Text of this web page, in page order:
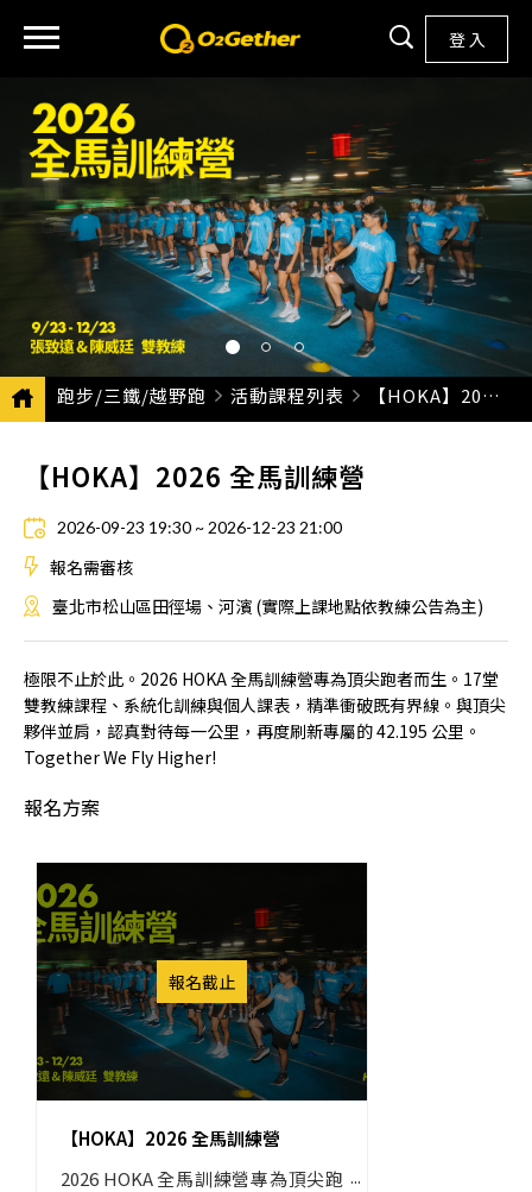
登 入
跑步/三鐵/越野跑 活動課程列表 CURRENT: 【HOKA】2026 全馬訓練營
【HOKA】2026 全馬訓練營
2026-09-23 19:30 ~ 2026-12-23 21:00
報名需審核
臺北市松山區田徑場、河濱 (實際上課地點依教練公告為主)
極限不止於此。2026 HOKA 全馬訓練營專為頂尖跑者而生。17堂
雙教練課程、系統化訓練與個人課表，精準衝破既有界線。與頂尖
夥伴並肩，認真對待每一公里，再度刷新專屬的 42.195 公里。
Together We Fly Higher!
報名方案
報名截止
【HOKA】2026 全馬訓練營
2026 HOKA 全馬訓練營專為頂尖跑